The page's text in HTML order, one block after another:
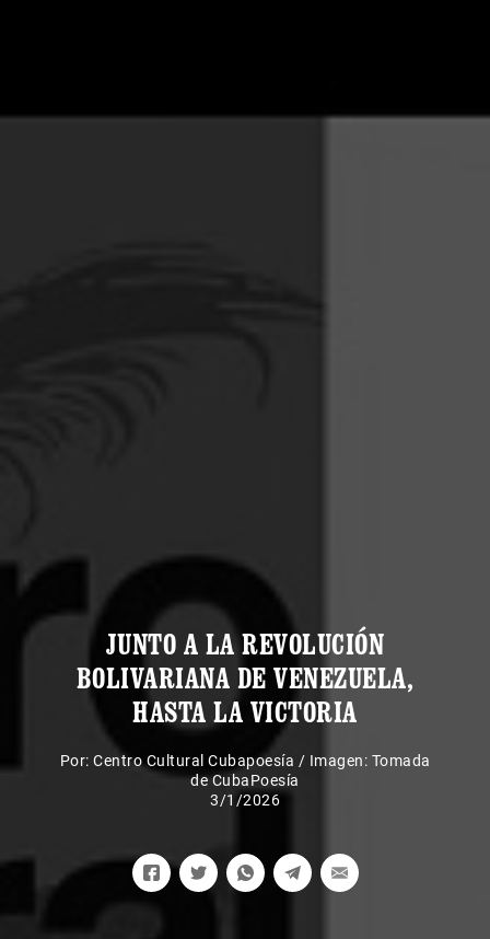
JUNTO A LA REVOLUCIÓN
BOLIVARIANA DE VENEZUELA,
HASTA LA VICTORIA
Por: Centro Cultural Cubapoesía / Imagen: Tomada
de CubaPoesía
3/1/2026